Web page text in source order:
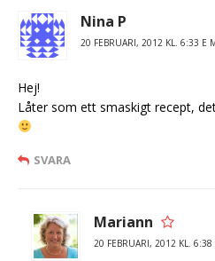
Nina P
20 FEBRUARI, 2012 KL. 6:33 E
Hej!
Låter som ett smaskigt recept,
SVARA
Mariann
20 FEBRUARI, 2012 KL. 6:38